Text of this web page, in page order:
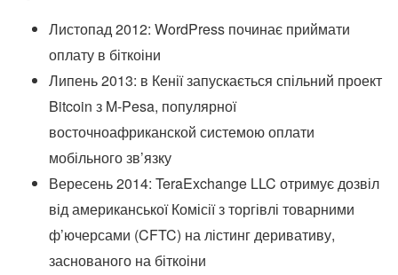
Листопад 2012: WordPress починає приймати
оплату в біткоіни
Липень 2013: в Кенії запускається спільний проект
Bitcoin з M-Pesa, популярної
восточноафриканской системою оплати
мобільного зв’язку
Вересень 2014: TeraExchange LLC отримує дозвіл
від американської Комісії з торгівлі товарними
ф’ючерсами (CFTC) на лістинг деривативу,
заснованого на біткоіни